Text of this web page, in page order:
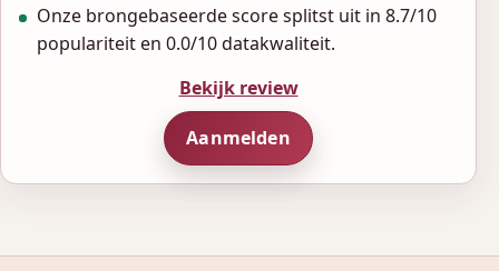
Onze brongebaseerde score splitst uit in 8.7/10
populariteit en 0.0/10 datakwaliteit.
Bekijk review
Aanmelden